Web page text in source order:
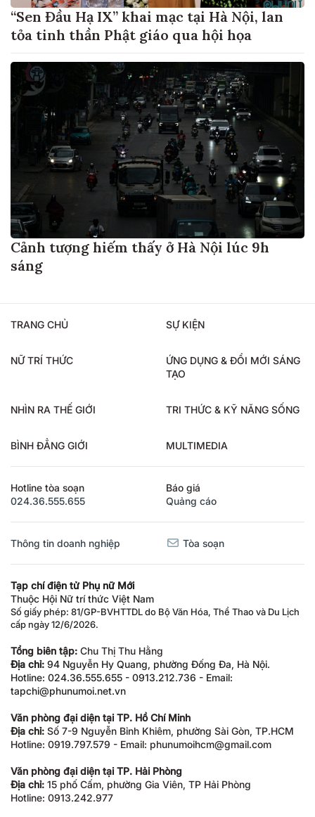
“Sen Đầu Hạ IX” khai mạc tại Hà Nội, lan
tỏa tinh thần Phật giáo qua hội họa
Cảnh tượng hiếm thấy ở Hà Nội lúc 9h
sáng
TRANG CHỦ SỰ KIỆN
NỮ TRÍ THỨC
ỨNG DỤNG & ĐỔI MỚI SÁNG
TẠO
NHÌN RA THẾ GIỚI TRI THỨC & KỸ NĂNG SỐNG
BÌNH ĐẲNG GIỚI MULTIMEDIA
Hotline tòa soạn
024.36.555.655
Báo giá
Quảng cáo
Thông tin doanh nghiệp Tòa soạn
Tạp chí điện tử Phụ nữ Mới
Thuộc Hội Nữ trí thức Việt Nam
Số giấy phép: 81/GP-BVHTTDL do Bộ Văn Hóa, Thể Thao và Du Lịch
cấp ngày 12/6/2026.
Tổng biên tập: Chu Thị Thu Hằng
Địa chỉ: 94 Nguyễn Hy Quang, phường Đống Đa, Hà Nội.
Hotline: 024.36.555.655 - 0913.212.736 - Email:
tapchi@phunumoi.net.vn
Văn phòng đại diện tại TP. Hồ Chí Minh
Địa chỉ: Số 7-9 Nguyễn Bỉnh Khiêm, phường Sài Gòn, TP.HCM
Hotline: 0919.797.579 - Email: phunumoihcm@gmail.com
Văn phòng đại diện tại TP. Hải Phòng
Địa chỉ: 15 phố Cấm, phường Gia Viên, TP Hải Phòng
Hotline: 0913.242.977